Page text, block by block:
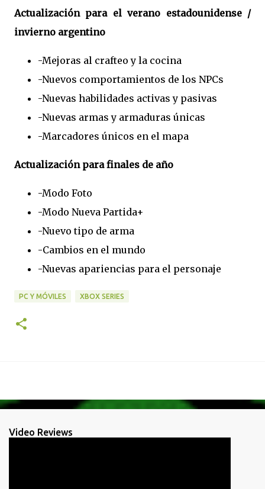
Actualización para el verano estadounidense /
invierno argentino
-Mejoras al crafteo y la cocina
-Nuevos comportamientos de los NPCs
-Nuevas habilidades activas y pasivas
-Nuevas armas y armaduras únicas
-Marcadores únicos en el mapa
Actualización para finales de año
-Modo Foto
-Modo Nueva Partida+
-Nuevo tipo de arma
-Cambios en el mundo
-Nuevas apariencias para el personaje
PC Y MÓVILES XBOX SERIES
Video Reviews